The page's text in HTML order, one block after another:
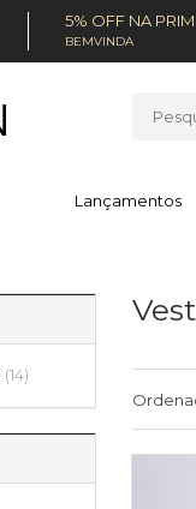
5% OFF NA
BEMVINDA
Lançamentos
(14)